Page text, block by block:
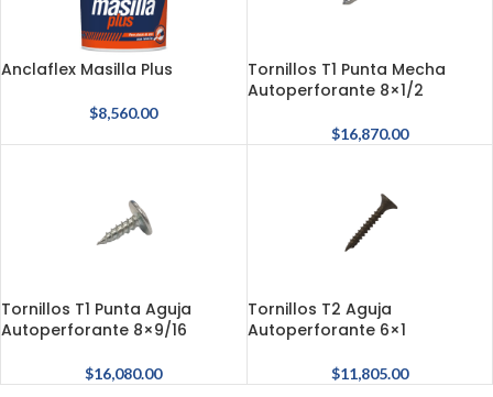
Anclaflex Masilla Plus
$8,560.00
Tornillos T1 Punta Mecha
Autoperforante 8×1/2
$16,870.00
Tornillos T1 Punta Aguja
Autoperforante 8×9/16
$16,080.00
Tornillos T2 Aguja
Autoperforante 6×1
$11,805.00